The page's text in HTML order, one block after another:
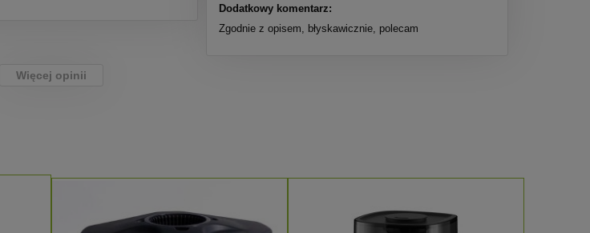
Dodatkowy komentarz:
Zgodnie z opisem, błyskawicznie, polecam
Więcej opinii